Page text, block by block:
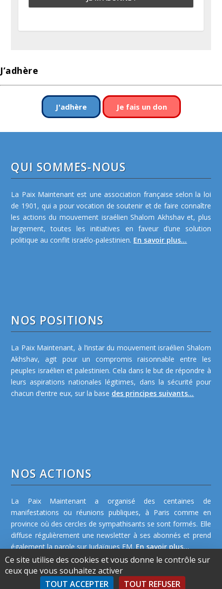
J’adhère
J'adhère Je fais un don
QUI SOMMES-NOUS
La Paix Maintenant est une association française selon la loi
de 1901, qui a pour vocation de soutenir et de faire connaître
les actions du mouvement israélien Shalom Akhshav et, plus
largement, toutes les initiatives en faveur d’une solution
politique au conflit israélo-palestinien. En savoir plus...
NOS POSITIONS
La Paix Maintenant, à l’instar du mouvement israélien Shalom
Akhshav, agit pour un compromis raisonnable entre les
peuples israélien et palestinien. Cela dans le but de répondre à
leurs aspirations nationales légitimes, dans la sécurité pour
chacun d’entre eux, sur la base des principes suivants...
NOS ACTIONS
La Paix Maintenant a organisé des centaines de
manifestations ou réunions publiques, à Paris comme en
province où des cercles de sympathisants se sont formés. Elle
diffuse régulièrement une newsletter à ses abonnés et prend
également la parole sur Judaïques FM.En savoir plus...
Ce site utilise des cookies et vous donne le contrôle sur
ceux que vous souhaitez activer
TOUT ACCEPTER
TOUT REFUSER